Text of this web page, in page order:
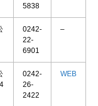
5838
0242-
22-
6901
–
0242-
26-
2422
WEB